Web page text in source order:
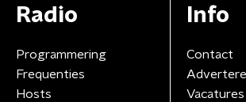
Radio
Programmering
Frequenties
Hosts
Info
Contact
Vacatures